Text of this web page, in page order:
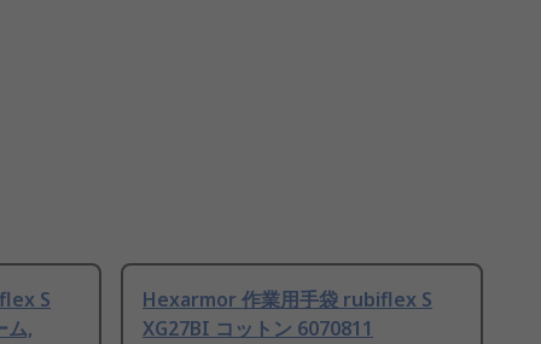
S
ム,
Hexarmor 作業用手袋 rubiflex S
XG27BI コットン 6070811